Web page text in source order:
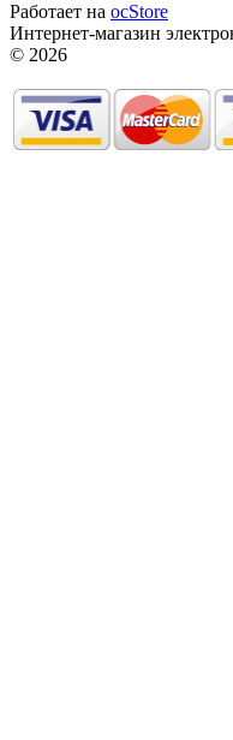
Работает на ocStore
Интернет-магазин
© 2026